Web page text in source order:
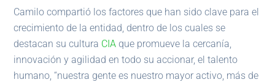
Camilo compartió los factores que han sido clave para el
crecimiento de la entidad, dentro de los cuales se
destacan su cultura CIA que promueve la cercanía,
innovación y agilidad en todo su accionar, el talento
humano, “nuestra gente es nuestro mayor activo, más de